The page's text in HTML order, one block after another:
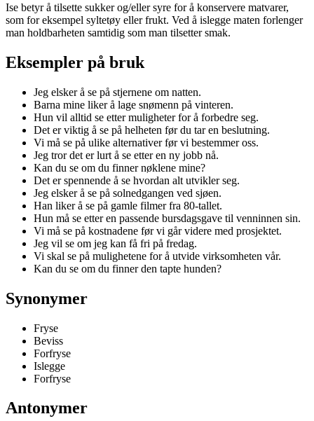
Ise betyr å tilsette sukker og/eller syre for å konservere matvarer,
som for eksempel syltetøy eller frukt. Ved å islegge maten forlenger
man holdbarheten samtidig som man tilsetter smak.
Eksempler på bruk
Jeg elsker å se på stjernene om natten.
Barna mine liker å lage snømenn på vinteren.
Hun vil alltid se etter muligheter for å forbedre seg.
Det er viktig å se på helheten før du tar en beslutning.
Vi må se på ulike alternativer før vi bestemmer oss.
Jeg tror det er lurt å se etter en ny jobb nå.
Kan du se om du finner nøklene mine?
Det er spennende å se hvordan alt utvikler seg.
Jeg elsker å se på solnedgangen ved sjøen.
Han liker å se på gamle filmer fra 80-tallet.
Hun må se etter en passende bursdagsgave til venninnen sin.
Vi må se på kostnadene før vi går videre med prosjektet.
Jeg vil se om jeg kan få fri på fredag.
Vi skal se på mulighetene for å utvide virksomheten vår.
Kan du se om du finner den tapte hunden?
Synonymer
Fryse
Beviss
Forfryse
Islegge
Forfryse
Antonymer